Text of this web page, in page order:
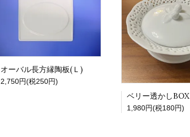
オーバル長方縁陶板(Ｌ)
2,750円(税250円)
ベリー透かしBOX
1,980円(税180円)